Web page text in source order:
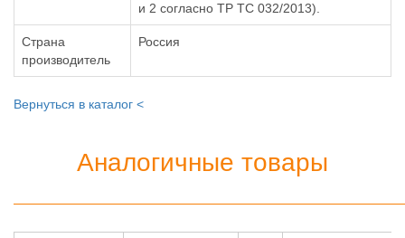
и 2 согласно ТР ТС 032/2013).
Страна
производитель
Россия
Вернуться в каталог <
Аналогичные товары